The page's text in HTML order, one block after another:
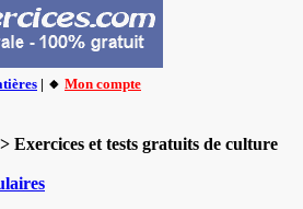
| 🔸 Mon compte
> Exercices et tests gratuits de culture